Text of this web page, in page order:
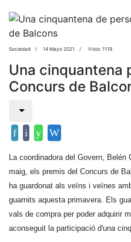
Sociedad 14 Mayo 2021 Visto: 1119
Una cinquantena
Concurs de
La coordinadora del Govern,
maig, els premis del Concurs de
ha guardonat als veïns i veïnes
guarnits aquesta primavera. Els
vals de compra per poder adquirir
aconseguit la participació d'una